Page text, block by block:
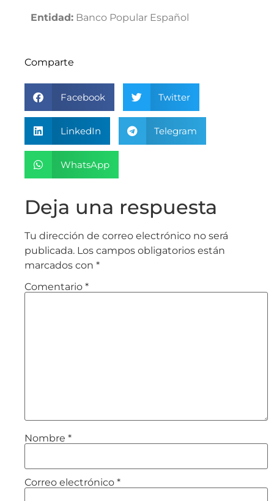
Entidad: Banco Popular Español
Comparte
Facebook Twitter
LinkedIn Telegram
WhatsApp
Deja una respuesta
Tu dirección de correo electrónico no será
publicada. Los campos obligatorios están
marcados con *
Comentario *
Nombre *
Correo electrónico *